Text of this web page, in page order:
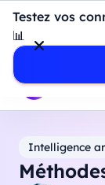
Testez vos
📊
Introduction à
dashboard de A
Professionnels
Intelligence